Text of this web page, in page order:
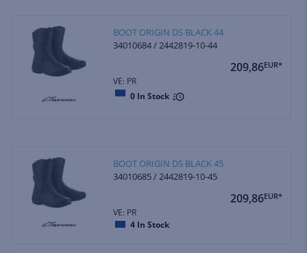
BOOT ORIGIN DS BLACK 44
34010684 / 2442819-10-44
209,86EUR*
VE: PR
0 In Stock
BOOT ORIGIN DS BLACK 45
34010685 / 2442819-10-45
209,86EUR*
VE: PR
4 In Stock